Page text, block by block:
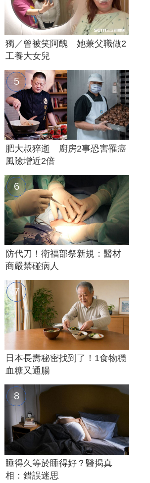
獨／曾被笑阿醜 她兼父職做2
工養大女兒
肥大叔猝逝 廚房2事恐害罹癌
風險增近2倍
防代刀！衛福部祭新規：醫材
商嚴禁碰病人
日本長壽秘密找到了！1食物穩
血糖又通腸
睡得久等於睡得好？醫揭真
相：錯誤迷思